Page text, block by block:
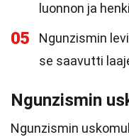
luonnon ja
05
Ngunzismin
se saavutti
Ngunzismin
Ngunzismin